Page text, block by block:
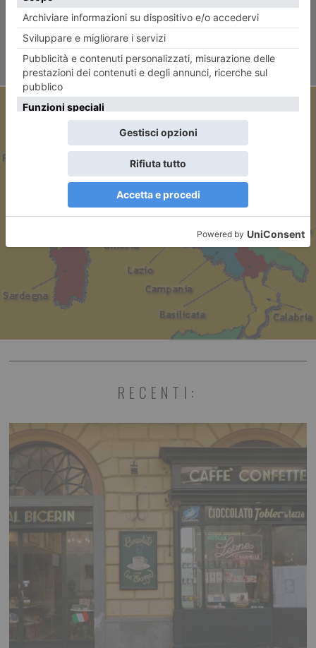
ARTICOLO SUCCESSIVO
Cronache dello sfascio
RECENTI: